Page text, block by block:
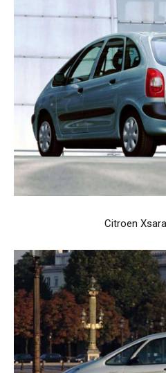
Citroen